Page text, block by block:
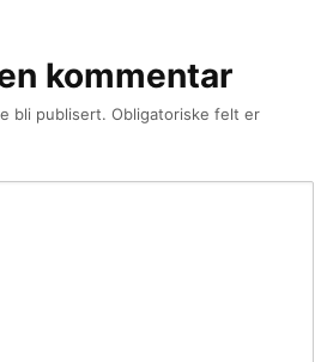
kommentar
bli publisert. Obligatoriske felt er